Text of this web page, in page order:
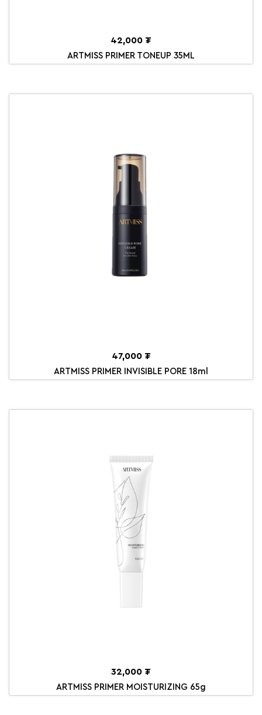
42,000 ₮
ARTMISS PRIMER TONEUP 35ML
47,000 ₮
ARTMISS PRIMER INVISIBLE PORE 18ml
32,000 ₮
ARTMISS PRIMER MOISTURIZING 65g